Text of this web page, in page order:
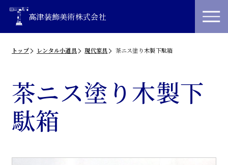
高津装飾美術株式会社
トップ レンタル小道具 現代家具 茶ニス塗り木製下駄箱
茶ニス塗り木製下
駄箱